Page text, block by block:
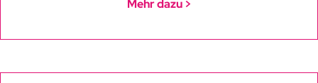
Mehr dazu >